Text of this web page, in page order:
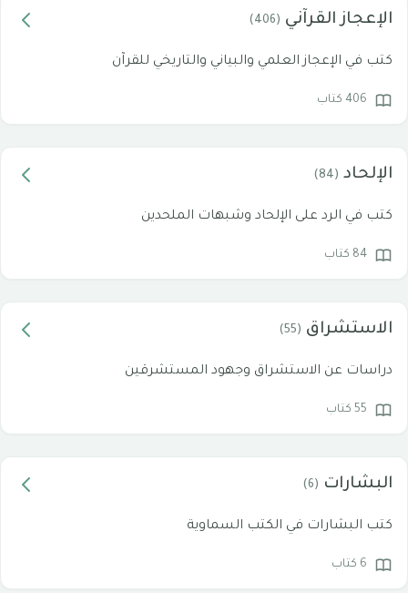
الإعجاز القرآني (406)
كتب في الإعجاز العلمي والبياني والتاريخي للقرآن
406 كتاب
الإلحاد (84)
كتب في الرد على الإلحاد وشبهات الملحدين
84 كتاب
الاستشراق (55)
دراسات عن الاستشراق وجهود المستشرقين
55 كتاب
البشارات (6)
كتب البشارات في الكتب السماوية
6 كتاب